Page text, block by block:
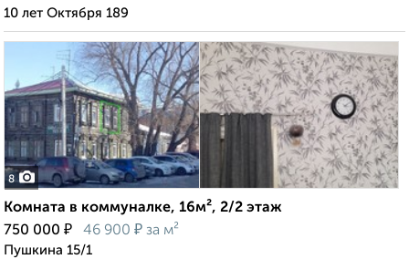
10 лет Октября 189
8
Комната в коммуналке, 16м², 2/2 этаж
750 000 ₽ 46 900 ₽ за м²
Пушкина 15/1